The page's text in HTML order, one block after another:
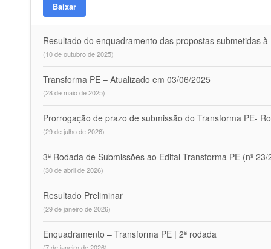
Baixar
Resultado do enquadramento das propostas submetidas à
(10 de outubro de 2025)
Transforma PE – Atualizado em 03/06/2025
(28 de maio de 2025)
Prorrogação de prazo de submissão do Transforma PE-
(29 de julho de 2026)
3ª Rodada de Submissões ao Edital Transforma PE (nº 23/
(30 de abril de 2026)
Resultado Preliminar
(29 de janeiro de 2026)
Enquadramento – Transforma PE | 2ª rodada